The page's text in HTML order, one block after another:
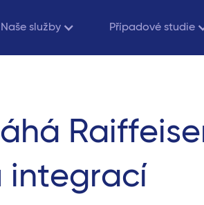
Naše služby Případové studie
integrací